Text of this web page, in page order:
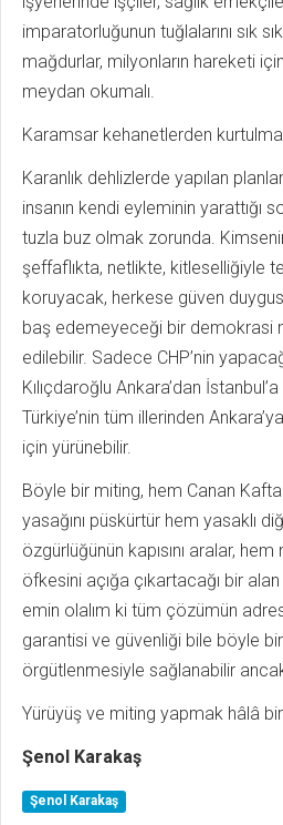
imparatorluğunun tuğlalarını sık
mağdurlar, milyonların hareketi
meydan okumalı.
Karamsar kehanetlerden
Karanlık dehlizlerde yapılan
insanın kendi eyleminin yarattığı
tuzla buz olmak zorunda.
şeffaflıkta, netlikte, kitleselliğiyle
koruyacak, herkese güven
baş edemeyeceği bir demokrasi
edilebilir. Sadece CHP’nin
Kılıçdaroğlu Ankara’dan
Türkiye’nin tüm illerinden
için yürünebilir.
Böyle bir miting, hem Canan
yasağını püskürtür hem yasaklı
özgürlüğünün kapısını aralar,
öfkesini açığa çıkartacağı bir
emin olalım ki tüm çözümün
garantisi ve güvenliği bile böyle
örgütlenmesiyle sağlanabilir
Yürüyüş ve miting yapmak hâlâ bir
Şenol Karakaş
Şenol Karakaş